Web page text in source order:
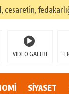
cesaretin,
YARGI SİSTEMİ
İnönü Parkı
VIDEO GALERİ
SİYASET